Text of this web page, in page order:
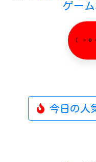
ゲー
( ＞o
今日の人